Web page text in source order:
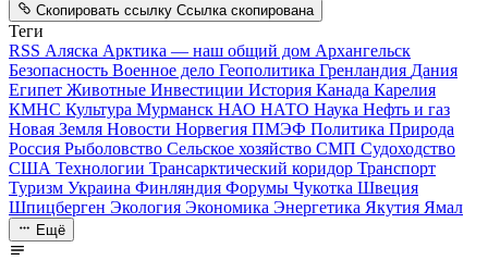
Скопировать ссылку Ссылка скопирована
Теги
RSS Аляска Арктика — наш общий дом Архангельск
Безопасность Военное дело Геополитика Гренландия Дания
Египет Животные Инвестиции История Канада Карелия
КМНС Культура Мурманск НАО НАТО Наука Нефть и газ
Новая Земля Новости Норвегия ПМЭФ Политика Природа
Россия Рыболовство Сельское хозяйство СМП Судоходство
США Технологии Трансарктический коридор Транспорт
Туризм Украина Финляндия Форумы Чукотка Швеция
Шпицберген Экология Экономика Энергетика Якутия Ямал
Ещё